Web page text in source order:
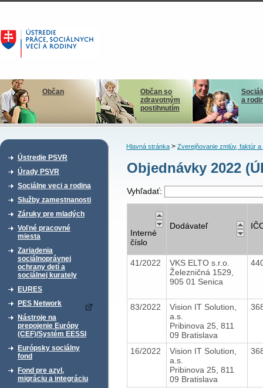
Občan
Občan so
zdravotným
postihnutím
a
Ústredie PSVR
Úrady PSVR
Sociálne veci a rodina
Služby zamestnanosti
Záruky pre mladých
Voľné pracovné
miesta
Zariadenia
sociálnoprávnej
ochrany detí a
sociálnej kurately
EURES
PES Network
Nástroje na
prepojenie Európy
(CEF)/Systém EESSI
Európsky sociálny
fond
Fond pre azyl,
migráciu a integráciu
Hlavná stránka> Zverejňovanie zmlúv, faktúr a
Objednávky 2022
Vyhľadať:
Interné
číslo
Dodávateľ
41/2022
VKS ELTO s.r.o.
Železničná 1529,
905 01 Senica
83/2022
Vision IT Solution,
a.s.
Pribinova 25, 811
09 Bratislava
16/2022
Vision IT Solution,
a.s.
Pribinova 25, 811
09 Bratislava